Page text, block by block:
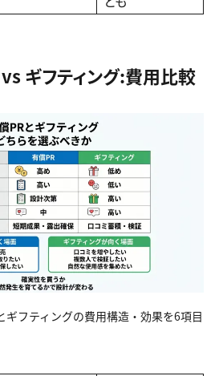
ギフティング:費用比較
ギフティングの費用構造・効果を6項目